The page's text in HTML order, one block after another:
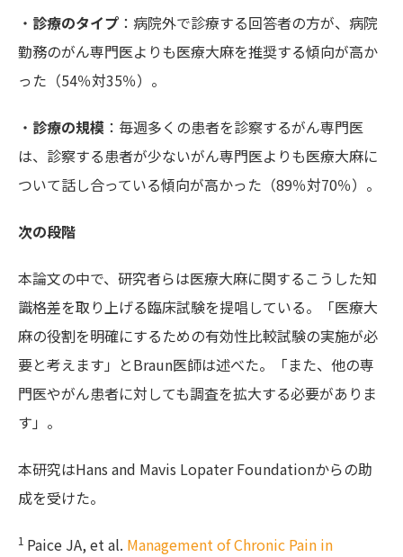
・ 診療のタイプ ：病院外で診療する回答者の方が、病院
勤務のがん専門医よりも医療大麻を推奨する傾向が高か
った（54％対35％）。
・ 診療の規模 ：毎週多くの患者を診察するがん専門医
は、診察する患者が少ないがん専門医よりも医療大麻に
ついて話し合っている傾向が高かった（89％対70％）。
次の段階
本論文の中で、研究者らは医療大麻に関するこうした知
識格差を取り上げる臨床試験を提唱している。「医療大
麻の役割を明確にするための有効性比較試験の実施が必
要と考えます」とBraun医師は述べた。「また、他の専
門医やがん患者に対しても調査を拡大する必要がありま
す」。
本研究はHans and Mavis Lopater Foundationからの助
成を受けた。
1 Paice JA, et al. Management of Chronic Pain in